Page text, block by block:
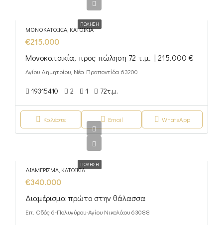
ΠΏΛΗΣΗ
ΜΟΝΟΚΑΤΟΙΚΊΑ, ΚΑΤΟΙΚΊΑ
€215.000
Μονοκατοικία, προς πώληση 72 τ.μ. | 215.000 €
Αγίου Δημητρίου, Νέα Προποντίδα 63200
19315410 2 1 72τ.μ.
Καλέστε Email WhatsApp
ΠΏΛΗΣΗ
ΔΙΑΜΈΡΙΣΜΑ, ΚΑΤΟΙΚΊΑ
€340.000
Διαμέρισμα πρώτο στην θάλασσα
Επ. Οδός 6-Πολυγύρου-Αγίου Νικολάου 63088